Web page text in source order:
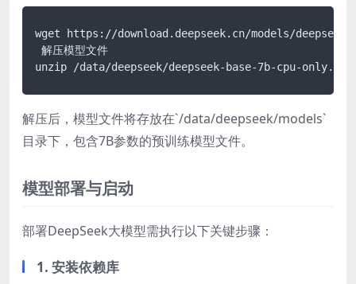
wget https://download.deepseek.cn/models/
解压模型文件
解压后，模型文件将存放在`/data/deepseek/models`
目录下，包含7B参数的预训练模型文件。
模型部署与启动
部署DeepSeek大模型需执行以下关键步骤：
1. 安装依赖库